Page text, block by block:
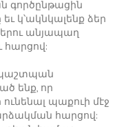
գործընթացին
կ՝ակնկալենք ձեր
անյապաղ
հարցով:
ենք, որ
ունենալ պաքուի մէջ
հարցով: